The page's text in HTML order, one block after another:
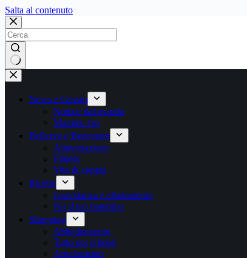
Salta al contenutoSalta
contenuto
Nessun
risultato
News e Gossip
Notizie dal mondo
Mamme vip
Bellezza e Benessere
Alimentazione
Fitness
Vita di coppia
Ricette
Gravidanza e allattamento
Per il tuo bambino
Shopping
Abbigliamento
Tutto per il bebè
Arredamento